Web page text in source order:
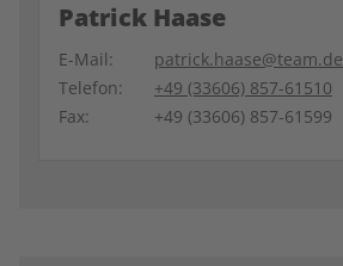
Patrick Haase
E-Mail:
patrick.haase@team.de
Telefon:
+49 (33606) 857-61510
Fax:
+49 (33606) 857-61599